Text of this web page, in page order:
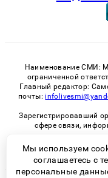
Наименование СМИ:
ограниченной
Главный редактор:
почты:
Зарегистрировавший
сфере связи,
Регистрационный
Мы используем
соглашаетесь с
персональные